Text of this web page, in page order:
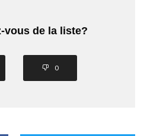
vous de la liste?
0